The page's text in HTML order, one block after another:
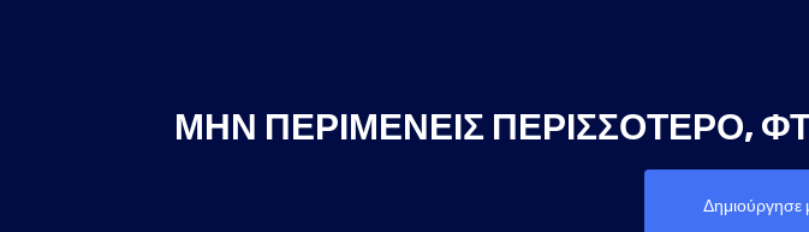
ΜΗΝ ΠΕΡΙΜΈΝΕΙΣ ΠΕΡΙΣΣΌΤΕΡΟ,
Δημιούργησε